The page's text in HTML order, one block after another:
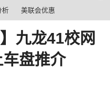
析 美联会优惠
九龙41校网
盘推介